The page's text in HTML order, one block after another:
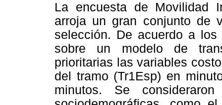
La encuesta de Movilidad
arroja un gran conjunto de
selección. De acuerdo a
sobre un modelo de
prioritarias las variables
del tramo (Tr1Esp) en
minutos. Se